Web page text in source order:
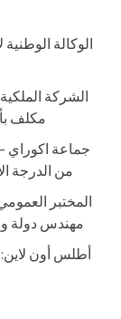
مكلف
من الدرجة
مهندس دولة و01 تقني عالي. آخر أجل هو 02 يونيو 2023